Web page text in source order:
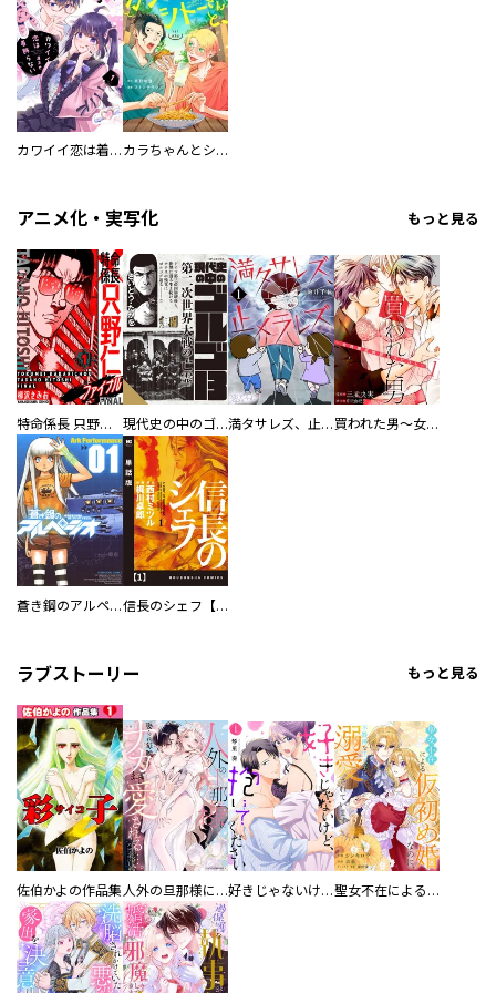
カワイイ恋は着飾らない カラちゃんとシトーさんと、 【分冊版】
アニメ化・実写化 もっと見る
特命係長 只野仁ファイナル 愛蔵版 現代史の中のゴルゴ13 満タサレズ、止メラレズ 買われた男～女性限定快感セラピスト～【描き下ろしおまけ付き特装版】
蒼き鋼のアルペジオ 信長のシェフ【単話版】
ラブストーリー もっと見る
佐伯かよの作品集 人外の旦那様に娶られ毎晩ナカまで愛される…。アンソロジー 好きじゃないけど、抱いてください【電子単行本版／特典おまけ付き】 聖女不在による仮初め婚なのに、不器用な王太子に溺愛されています【電子単行本版／特典おまけ付き】